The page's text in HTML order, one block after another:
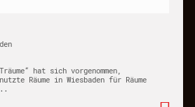
hat sich vorgenommen,
Räume in Wiesbaden für Räume